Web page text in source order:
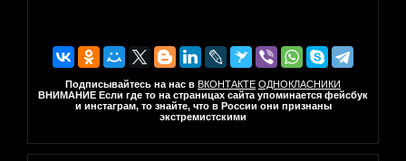
Подписывайтесь на нас в ВКОНТАКТЕ ОДНОКЛАСНИКИ
ВНИМАНИЕ Если где то на страницах сайта упоминается фейсбук
и инстаграм, то знайте, что в России они признаны
экстремистскими